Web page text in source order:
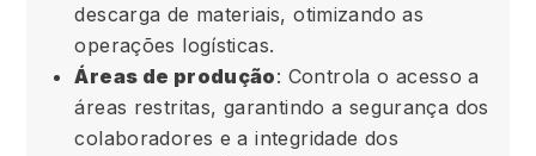
descarga de materiais, otimizando as
operações logísticas.
Áreas de produção: Controla o acesso a
áreas restritas, garantindo a segurança dos
colaboradores e a integridade dos